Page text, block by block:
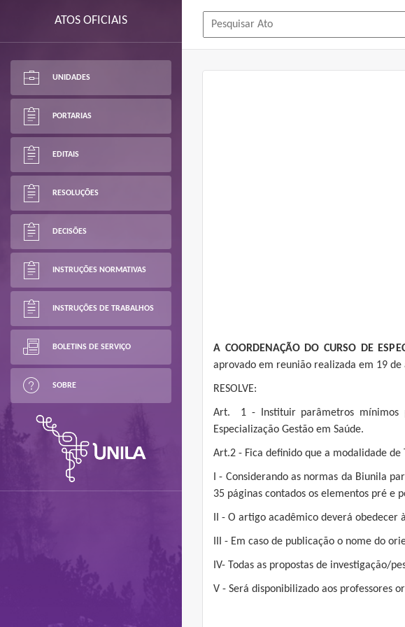
ATOS OFICIAIS
UNIDADES
PORTARIAS
EDITAIS
RESOLUÇÕES
DECISÕES
INSTRUÇÕES NORMATIVAS
INSTRUÇÕES DE TRABALHOS
BOLETINS DE SERVIÇO
SOBRE
A COORDENAÇÃO DO CURSO DE
aprovado em reunião realizada em 19 de
RESOLVE:
Art. 1 - Instituir parâmetros mínimos
Especialização Gestão em Saúde.
Art.2 - Fica definido que a modalidade de
I - Considerando as normas da Biunila
35 páginas contados os elementos pré e
II - O artigo acadêmico deverá obedecer
III - Em caso de publicação o nome do
IV- Todas as propostas de investigação/
V - Será disponibilizado aos professores